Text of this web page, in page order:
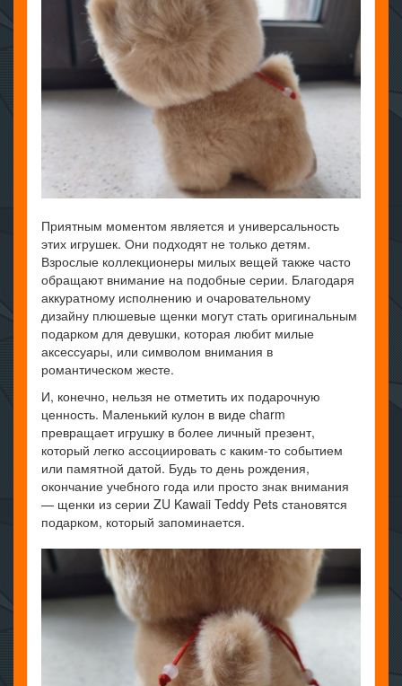
Приятным моментом является и универсальность
этих игрушек. Они подходят не только детям.
Взрослые коллекционеры милых вещей также часто
обращают внимание на подобные серии. Благодаря
аккуратному исполнению и очаровательному
дизайну плюшевые щенки могут стать оригинальным
подарком для девушки, которая любит милые
аксессуары, или символом внимания в
романтическом жесте.
И, конечно, нельзя не отметить их подарочную
ценность. Маленький кулон в виде charm
превращает игрушку в более личный презент,
который легко ассоциировать с каким-то событием
или памятной датой. Будь то день рождения,
окончание учебного года или просто знак внимания
— щенки из серии ZU Kawaii Teddy Pets становятся
подарком, который запоминается.